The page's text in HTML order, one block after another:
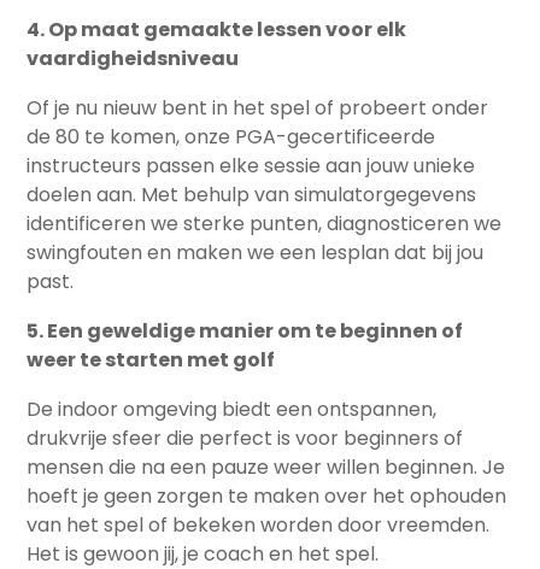
4. Op maat gemaakte lessen voor elk
vaardigheidsniveau
Of je nu nieuw bent in het spel of probeert onder
de 80 te komen, onze PGA-gecertificeerde
instructeurs passen elke sessie aan jouw unieke
doelen aan. Met behulp van simulatorgegevens
identificeren we sterke punten, diagnosticeren we
swingfouten en maken we een lesplan dat bij jou
past.
5. Een geweldige manier om te beginnen of
weer te starten met golf
De indoor omgeving biedt een ontspannen,
drukvrije sfeer die perfect is voor beginners of
mensen die na een pauze weer willen beginnen. Je
hoeft je geen zorgen te maken over het ophouden
van het spel of bekeken worden door vreemden.
Het is gewoon jij, je coach en het spel.